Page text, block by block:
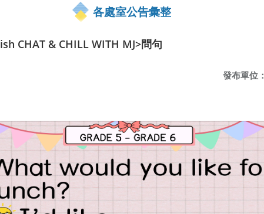
各處室公告彙整
CHAT & CHILL WITH MJ>問句
發布單位：